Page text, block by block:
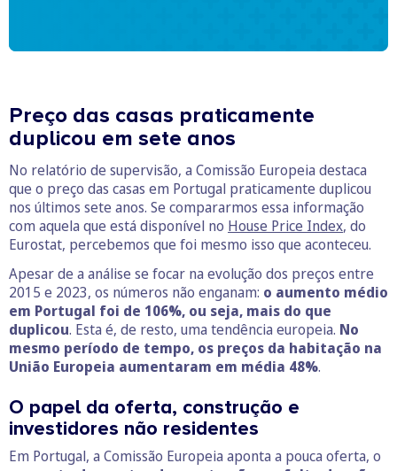
Preço das casas praticamente
duplicou em sete anos
No relatório de supervisão, a Comissão Europeia destaca
que o preço das casas em Portugal praticamente duplicou
nos últimos sete anos. Se compararmos essa informação
com aquela que está disponível no House Price Index, do
Eurostat, percebemos que foi mesmo isso que aconteceu.
Apesar de a análise se focar na evolução dos preços entre
2015 e 2023, os números não enganam: o aumento médio
em Portugal foi de 106%, ou seja, mais do que
duplicou. Esta é, de resto, uma tendência europeia. No
mesmo período de tempo, os preços da habitação na
União Europeia aumentaram em média 48%.
O papel da oferta, construção e
investidores não residentes
Em Portugal, a Comissão Europeia aponta a pouca oferta, o